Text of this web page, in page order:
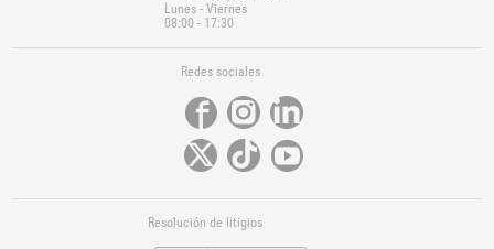
Lunes - Viernes
08:00 - 17:30
Redes sociales
Resolución de litigios